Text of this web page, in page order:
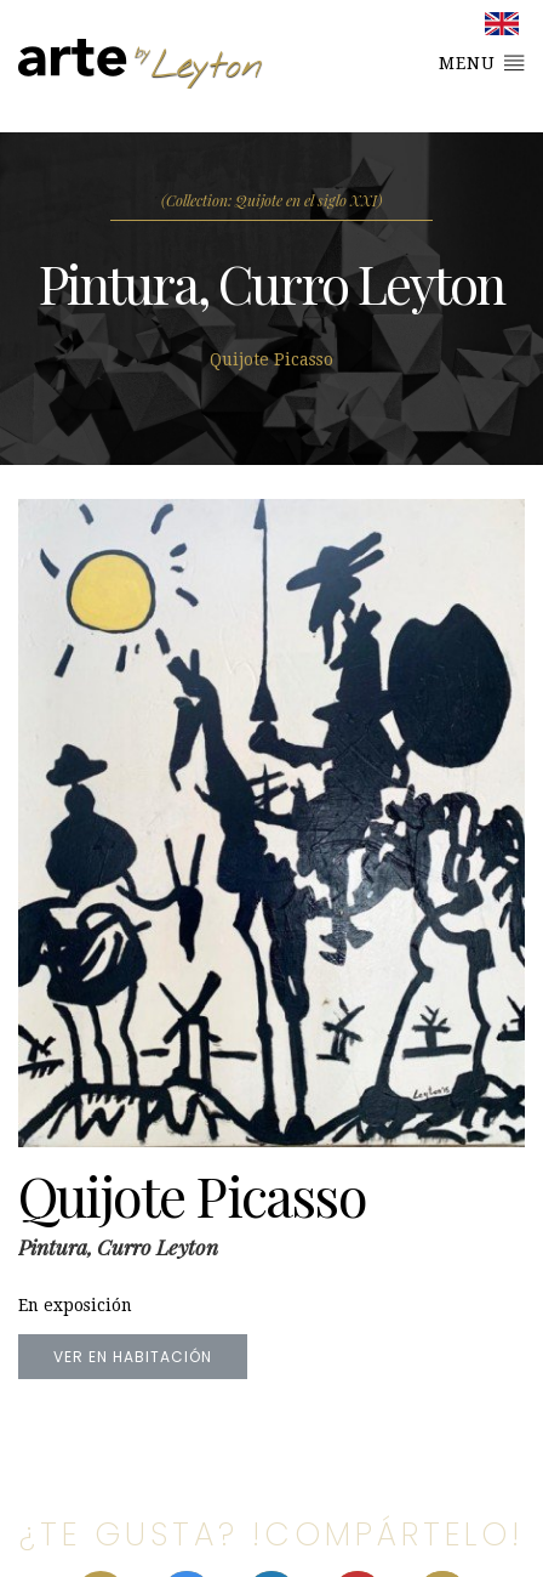
MENU
(Collection: Quijote en el siglo XXI)
Pintura, Curro Leyton
Quijote Picasso
Quijote Picasso
Pintura, Curro Leyton
En exposición
VER EN HABITACIÓN
¿TE GUSTA? !COMPÁRTELO!